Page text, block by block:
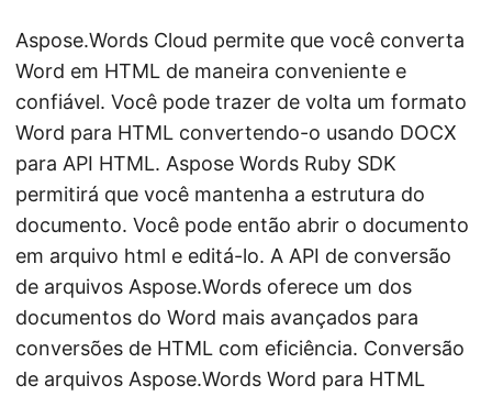
Aspose.Words Cloud permite que você converta
Word em HTML de maneira conveniente e
confiável. Você pode trazer de volta um formato
Word para HTML convertendo-o usando DOCX
para API HTML. Aspose Words Ruby SDK
permitirá que você mantenha a estrutura do
documento. Você pode então abrir o documento
em arquivo html e editá-lo. A API de conversão
de arquivos Aspose.Words oferece um dos
documentos do Word mais avançados para
conversões de HTML com eficiência. Conversão
de arquivos Aspose.Words Word para HTML